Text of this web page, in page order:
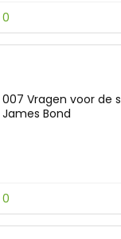
0
007 Vragen voor de
James Bond
0